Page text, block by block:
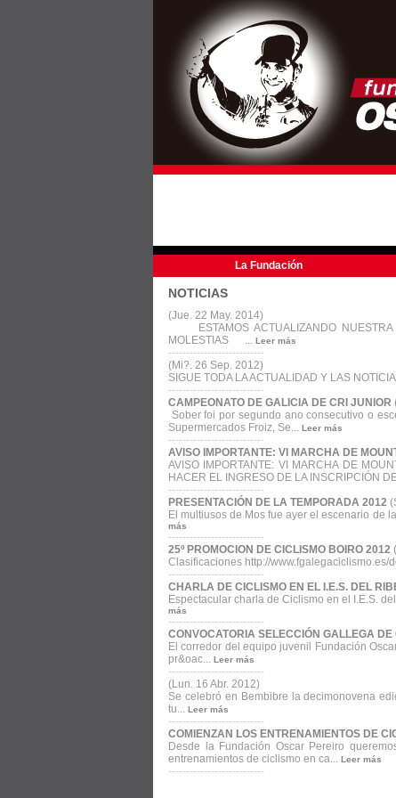
La Fundación
NOTICIAS
(Jue. 22 May. 2014)
ESTAMOS ACTUALIZANDO NUESTRA
MOLESTIAS ... Leer más
---------------------------
(Mi?. 26 Sep. 2012)
SIGUE TODA LA ACTUALIDAD Y LAS
---------------------------
CAMPEONATO DE GALICIA DE CRI JUNIOR
Sober foi por segundo ano consecutivo o
Supermercados Froiz, Se... Leer más
---------------------------
AVISO IMPORTANTE: VI MARCHA DE
AVISO IMPORTANTE: VI MARCHA DE
HACER EL INGRESO DE LA INSCRIPCIÓN
---------------------------
PRESENTACIÓN DE LA TEMPORADA 2012
El multiusos de Mos fue ayer el escenario de
más
---------------------------
25º PROMOCION DE CICLISMO BOIRO 2012
Clasificaciones http://
---------------------------
CHARLA DE CICLISMO EN EL I.E.S. DEL
Espectacular charla de Ciclismo en el I.E.S.
más
---------------------------
CONVOCATORIA SELECCIÓN GALLEGA DE
El corredor del equipo juvenil Fundación
pr&oac... Leer más
---------------------------
(Lun. 16 Abr. 2012)
Se celebró en Bembibre la decimonovena
tu... Leer más
---------------------------
COMIENZAN LOS ENTRENAMIENTOS DE
Desde la Fundación Oscar Pereiro
entrenamientos de ciclismo en ca... Leer más
---------------------------